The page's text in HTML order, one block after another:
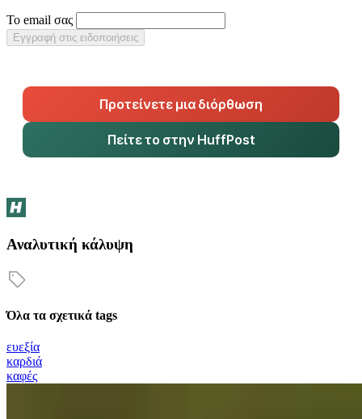
Το email σας
Εγγραφή στις ειδοποιήσεις
Προτείνετε μια διόρθωση
Πείτε το στην HuffPost
Αναλυτική κάλυψη
Όλα τα σχετικά tags
ευεξία
καρδιά
καφές